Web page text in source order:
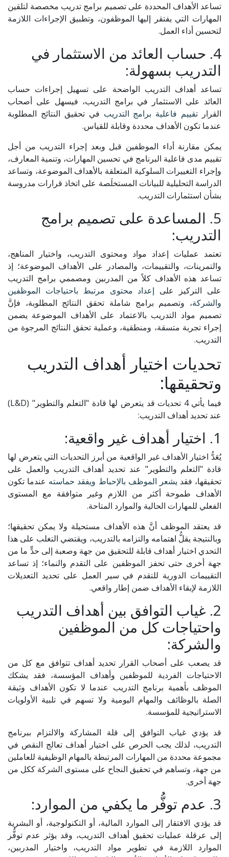
تساعد الأهداف المحددة على تصميم برامج تدريب مخصصة لتلقين
المهارات التي يفتقر إليها الموظفون، وتطبيق الإجراءات اللازمة
لتحسين أداء العمل.
4. حساب العائد من الاستثمار في
التدريب بسهولة:
تساعد أهداف التدريب الواضحة على تسهيل إجراءات حساب
العائد على الاستثمار في برامج التدريب، فيسهل على أصحاب
القرار تقييم فاعلية برامج التدريب في تحقيق النتائج المطلوبة
عندما تكون الأهداف محددة وقابلة للقياس.
يمكن مقارنة أداء الموظفين قبل وبعد إجراء التدريب من أجل
تقييم مدى فاعلية البرنامج في تحسين المهارات، وتنمية المعارف،
وإجراء التغييرات السلوكية المتعلقة بالأهداف الموضوعة، وتساعد
الدراسة التحليلية للبيانات المستخلَصة على اتخاذ قرارات مدروسة
بشأن استثمارات التدريب.
5. المساعدة على تصميم برامج
التدريب:
تعتمد عمليات إعداد مواد ومحتوى التدريب، واختيار المناهج،
والتمرينات، والتقييمات، والمصادر على الأهداف الموضوعة؛ إذ
تساعد هذه الأهداف كلاً من المدربين ومصممي برامج التدريب
على التركيز على إعداد محتوى مرتبط باحتياجات الموظفين
والشركة، وتصميم برامج شاملة تحقق النتائج المطلوبة، فإنَّ
تصميم مواد التدريب بالاعتماد على الأهداف الموضوعة يضمن
إجراء تجربة متسقة، ومنطقية، وعملية تحقق النتائج المرجوة من
التدريب.
تحديات اختيار أهداف التدريب
وتحقيقها:
فيما يأتي 4 تحديات قد يتعرض لها قادة "التعلم والتطوير" (L&D)
عند تحديد أهداف التدريب:
1. اختيار أهداف غير واقعية:
يُعَدُّ اختيار الأهداف غير الواقعية من أبرز التحديات التي يتعرض لها
قادة "التعلم والتطوير" عند تحديد أهداف التدريب والعمل على
تحقيقها، فقديشعر الموظف بالإحباط ويفقد حماسته عندما تكون
الأهداف طموحة أكثر من اللازم وغير متوافقة مع المستوى
الفعلي للمهارات الحالية والموارد المتاحة.
قد يعتقد الموظف أنَّ هذه الأهداف مستحيلة ولا يمكن تحقيقها؛
وبالنتيجة يقلُّ اهتمامه والتزامه بالتدريب، ويقتضي التغلب على هذا
التحدي اختيار أهداف قابلة للتحقيق من جهة وصعبة إلى حدٍّ ما من
جهة أخرى حتى تحفز الموظفين على التقدم والنماء؛ إذ تساعد
التقييمات الدورية للتقدم في سير العمل على تحديد التعديلات
اللازمة لإبقاء الأهداف ضمن إطار واقعي.
2. غياب التوافق بين أهداف التدريب
واحتياجات كل من الموظفين
والشركة:
قد يصعب على أصحاب القرار تحديد أهداف تتوافق مع كل من
الاحتياجات الفردية للموظفين وأهداف المؤسسة، فقد يشكك
الموظف بأهمية برنامج التدريب عندما لا تكون الأهداف وثيقة
الصلة بالوظائف والمهام اليومية ولا تسهم في تلبية الأولويات
الاستراتيجية للمؤسسة.
قد يؤدي غياب التوافق إلى قلة المشاركة والالتزام ببرنامج
التدريب، لذلك يجب الحرص على اختيار أهداف تعالج النقص في
مجموعة محددة من المهارات المرتبطة بالمهام الوظيفية للعاملين
من جهة، وتساهم في تحقيق النجاح على مستوى الشركة ككل من
جهة أخرى.
3. عدم توفُّر ما يكفي من الموارد:
قد يؤدي الافتقار إلى الموارد المالية، أو التكنولوجية، أو البشرية
إلى عرقلة عمليات تحقيق أهداف التدريب، وقد يؤثر عدم توفُّر
الموارد اللازمة في تطوير مواد التدريب، واختيار المدربين،